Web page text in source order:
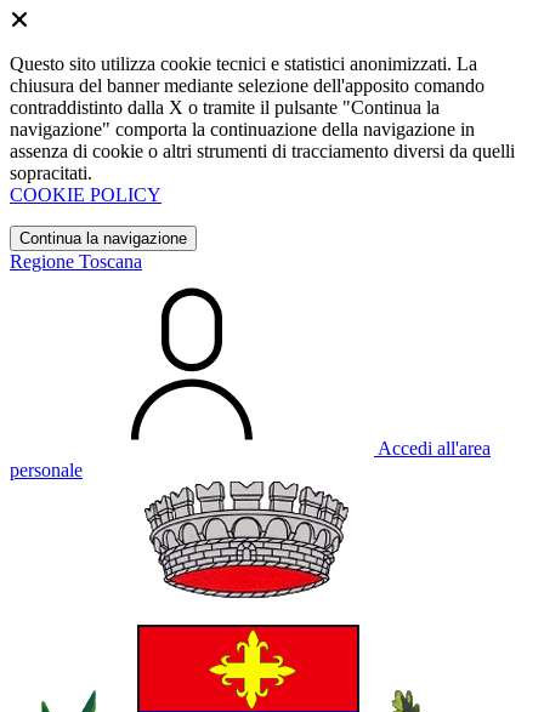
Questo sito utilizza cookie tecnici e statistici anonimizzati. La
chiusura del banner mediante selezione dell'apposito comando
contraddistinto dalla X o tramite il pulsante "Continua la
navigazione" comporta la continuazione della navigazione in
assenza di cookie o altri strumenti di tracciamento diversi da quelli
sopracitati.
COOKIE POLICY
Continua la navigazione
Regione Toscana
Accedi all'area
personale